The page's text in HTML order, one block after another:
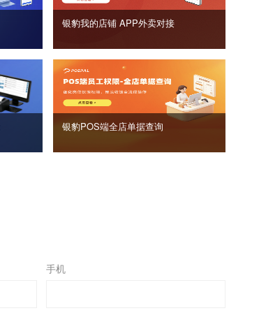
银豹我的店铺 APP外卖对接
银豹POS端全店单据查询
手机